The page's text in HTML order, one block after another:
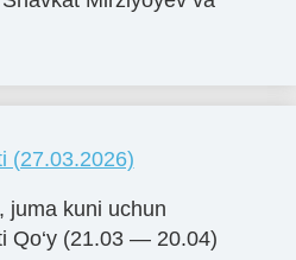
(27.03.2026)
juma kuni uchun
Qo‘y (21.03 — 20.04)